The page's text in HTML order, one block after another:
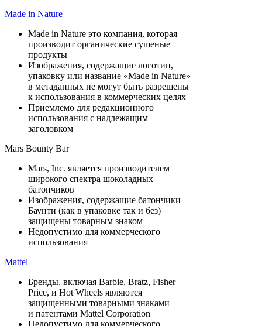
Made in Nature
Made in Nature это компания, которая
производит органические сушеные
продукты
Изображения, содержащие логотип,
упаковку или название «Made in Nature»
в метаданных не могут быть разрешены
к использования в коммерческих целях
Приемлемо для редакционного
использования с надлежащим
заголовком
Mars Bounty Bar
Mars, Inc. является производителем
широкого спектра шоколадных
батончиков
Изображения, содержащие батончики
Баунти (как в упаковке так и без)
защищены товарным знаком
Недопустимо для коммерческого
использования
Mattel
Бренды, включая Barbie, Bratz, Fisher
Price, и Hot Wheels являются
защищенными товарными знаками
и патентами Mattel Corporation